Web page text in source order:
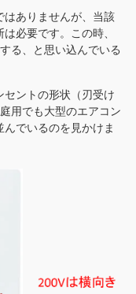
はありませんが、当該
必要です。この時、
る、と思い込んでいる
ントの形状（刃受け
用でも大型のエアコン
でいるのを見かけま